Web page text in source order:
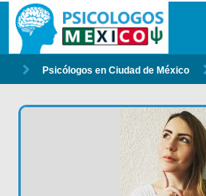
Psicólogos en Ciudad de México